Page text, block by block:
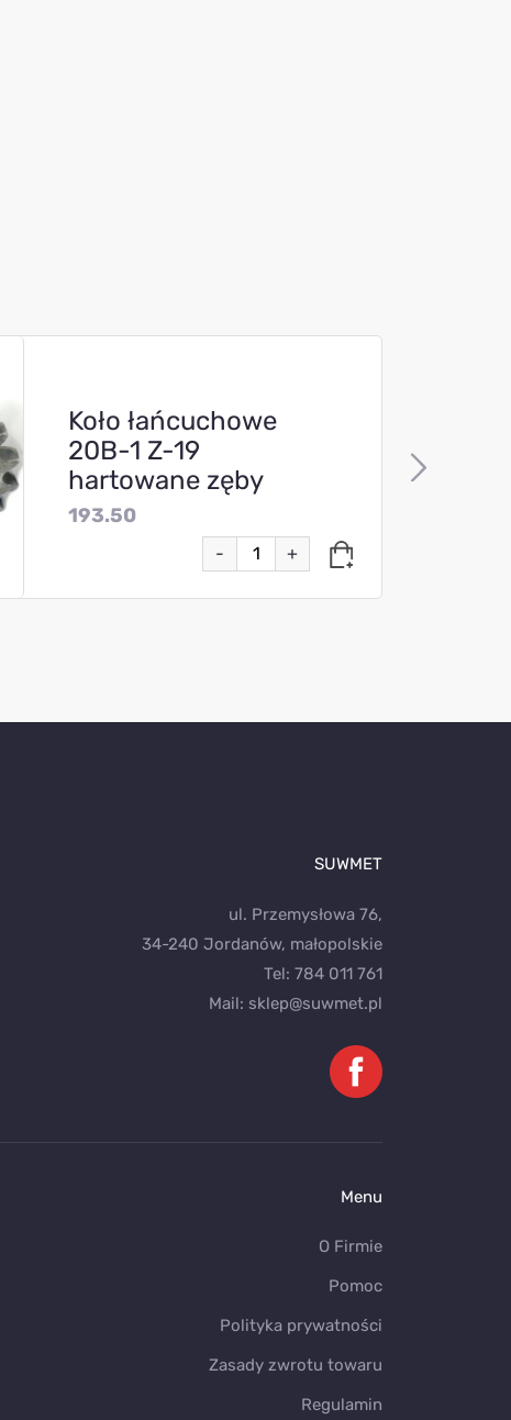
Koło łańcuchowe
20B-1 Z-19
hartowane zęby
193.50
- +
SUWMET
ul. Przemysłowa 76,
34-240 Jordanów, małopolskie
Tel: 784 011 761
Mail: sklep@suwmet.pl
Menu
O Firmie
Pomoc
Polityka prywatności
Zasady zwrotu towaru
Regulamin